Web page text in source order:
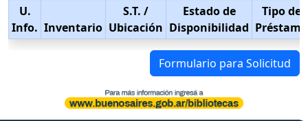
U.
Info. Inventario
S.T. /
Ubicación
Estado de
Disponibilidad
Tipo de
Préstamo
Formulario para Solicitud